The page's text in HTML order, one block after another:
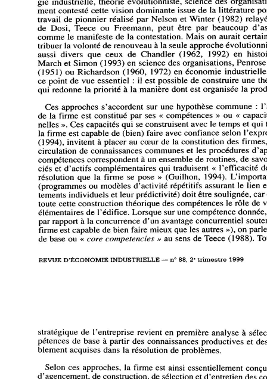
récemment contesté cette vision dominante issue de la littérature
travail de pionnier réalisé par Nelson et Winter (1982)
de
Dosi, Teece ou Freemann, peut être par beaucoup
comme le manifeste de la contestation. Mais on aurait
d'attribuer la volonté de renouveau à la seule approche
aussi
divers que ceux de Chandler (1962, 1992) en
March et Simon (1993) en science des organisations,
(1951) ou Richardson (1960, 1972) en économie
ce point de vue essentiel : il est possible de construire une
qui redonne la priorité à la manière dont est organisée la
Ces approches s'accordent sur une hypothèse commune :
de la firme est constitué par ses « compétences » ou «
nelles ». Ces capacités qui se construisent avec le temps et qui
la firme est capable de (bien) faire avec confiance selon
(1994), invitent à placer au cœur de la constitution des
circulation de connaissances communes et les procédures
compétences correspondent à un ensemble de routines, de
différenciés et d'actifs complémentaires qui traduisent « l'efficacité
résolution que la firme se pose » (Guilhon, 1994).
(programmes ou modèles d'activité répétitifs assurant le lien
comportements individuels et leur prédictivité) doit être soulignée, car
toute cette construction théorique des compétences le rôle de
élémentaires de l'édifice. Lorsque sur une compétence
par rapport à la concurrence d'un avantage concurrentiel
firme est capable de bien faire mieux que les autres »), on
de base ou « core competencies » au sens de Teece (1988).
REVUE D'ÉCONOMIE INDUSTRIELLE — n° 88, 2e trimestre 1999
stratégique de l'entreprise revient en première analyse à
compétences de base à partir des connaissances productives et
préalablement acquises dans la résolution de problèmes.
Selon ces approches, la firme est ainsi essentiellement